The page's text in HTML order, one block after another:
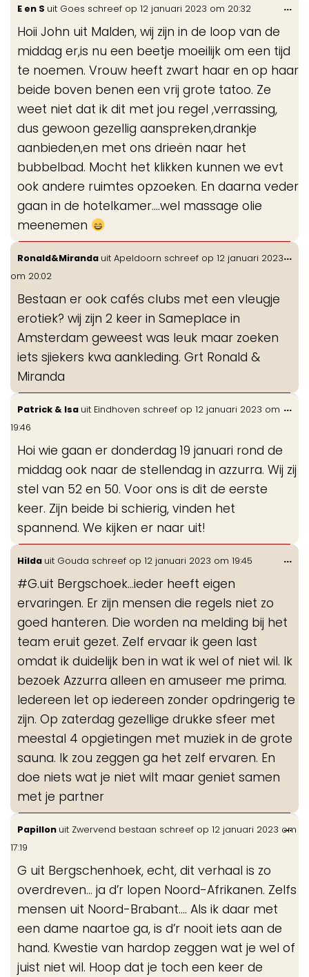
E en S uit Goes schreef op 12 januari 2023 om 20:32
Hoii John uit Malden, wij zijn in de loop van de
middag er,is nu een beetje moeilijk om een tijd
te noemen. Vrouw heeft zwart haar en op haar
beide boven benen een vrij grote tatoo. Ze
weet niet dat ik dit met jou regel ,verrassing,
dus gewoon gezellig aanspreken,drankje
aanbieden,en met ons drieën naar het
bubbelbad. Mocht het klikken kunnen we evt
ook andere ruimtes opzoeken. En daarna veder
gaan in de hotelkamer....wel massage olie
meenemen
...
Ronald&Miranda uit Apeldoorn schreef op 12 januari 2023
om 20:02
Bestaan er ook cafés clubs met een vleugje
erotiek? wij zijn 2 keer in Sameplace in
Amsterdam geweest was leuk maar zoeken
iets sjiekers kwa aankleding. Grt Ronald &
Miranda
...
Patrick & Isa uit Eindhoven schreef op 12 januari 2023 om
19:46
Hoi wie gaan er donderdag 19 januari rond de
middag ook naar de stellendag in azzurra. Wij zij
stel van 52 en 50. Voor ons is dit de eerste
keer. Zijn beide bi schierig, vinden het
spannend. We kijken er naar uit!
...
Hilda uit Gouda schreef op 12 januari 2023 om 19:45
#G.uit Bergschoek...ieder heeft eigen
ervaringen. Er zijn mensen die regels niet zo
goed hanteren. Die worden na melding bij het
team eruit gezet. Zelf ervaar ik geen last
omdat ik duidelijk ben in wat ik wel of niet wil. Ik
bezoek Azzurra alleen en amuseer me prima.
Iedereen let op iedereen zonder opdringerig te
zijn. Op zaterdag gezellige drukke sfeer met
meestal 4 opgietingen met muziek in de grote
sauna. Ik zou zeggen ga het zelf ervaren. En
doe niets wat je niet wilt maar geniet samen
met je partner
...
Papillon uit Zwervend bestaan schreef op 12 januari 2023 om
17:19
G uit Bergschenhoek, echt, dit verhaal is zo
overdreven… ja d’r lopen Noord-Afrikanen. Zelfs
mensen uit Noord-Brabant…. Als ik daar met
een dame naartoe ga, is d’r nooit iets aan de
hand. Kwestie van hardop zeggen wat je wel of
juist niet wil. Hoop dat je toch een keer de
...